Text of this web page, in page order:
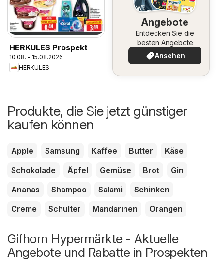
HERKULES Prospekt
10.08. - 15.08.2026
HERKULES
Angebote
Entdecken Sie die
besten Angebote
Ansehen
Produkte, die Sie jetzt günstiger
kaufen können
Apple Samsung Kaffee Butter
Käse
Schokolade
Äpfel Gemüse Brot
Gin
Ananas
Shampoo Salami
Schinken
Creme
Schulter Mandarinen Orangen
Gifhorn Hypermärkte - Aktuelle
Angebote und Rabatte in Prospekten